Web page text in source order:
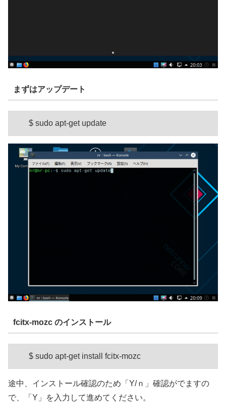
まずはアップデート
$ sudo apt-get update
fcitx-mozc のインストール
$ sudo apt-get install fcitx-mozc
途中、インストール確認のため「Y/ｎ」確認がでますの
で、「Y」を入力して進めてください。